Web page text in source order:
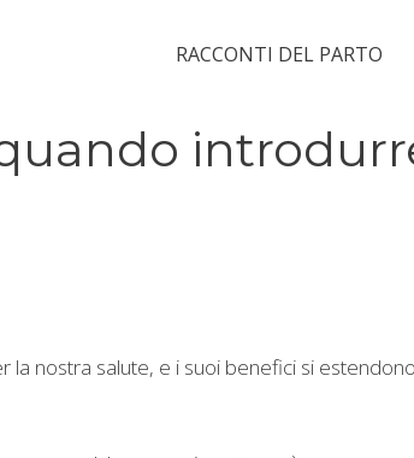
RACCONTI DEL PARTO
nostra salute, e i suoi benefici si